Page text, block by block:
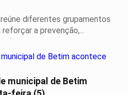
diferentes grupamentos
a prevenção,...
municipal de Betim